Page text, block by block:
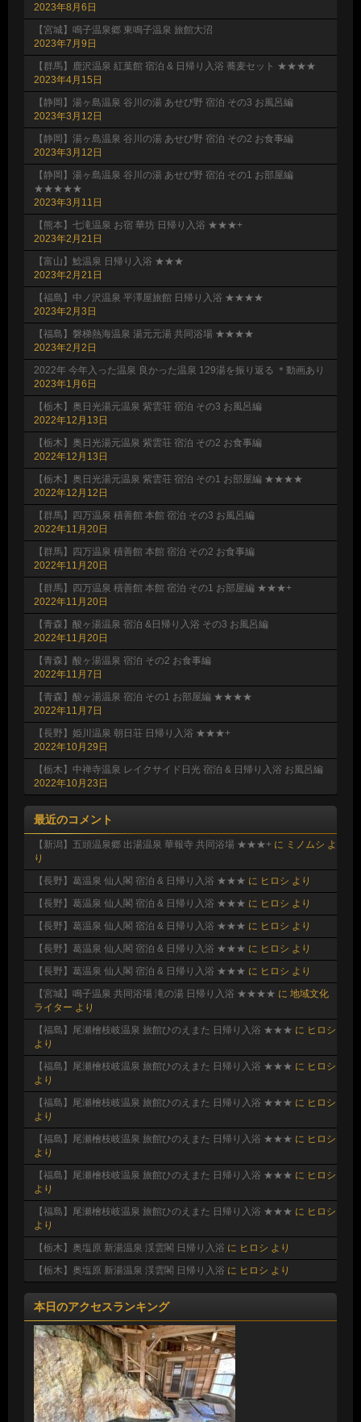
2023年8月6日
【宮城】鳴子温泉郷 東鳴子温泉 旅館大沼
2023年7月9日
【群馬】鹿沢温泉 紅葉館 宿泊 & 日帰り入浴 蕎麦セット ★★★★
2023年4月15日
【静岡】湯ヶ島温泉 谷川の湯 あせび野 宿泊 その3 お風呂編
2023年3月12日
【静岡】湯ヶ島温泉 谷川の湯 あせび野 宿泊 その2 お食事編
2023年3月12日
【静岡】湯ヶ島温泉 谷川の湯 あせび野 宿泊 その1 お部屋編
★★★★★
2023年3月11日
【熊本】七滝温泉 お宿 華坊 日帰り入浴 ★★★+
2023年2月21日
【富山】鯰温泉 日帰り入浴 ★★★
2023年2月21日
【福島】中ノ沢温泉 平澤屋旅館 日帰り入浴 ★★★★
2023年2月3日
【福島】磐梯熱海温泉 湯元元湯 共同浴場 ★★★★
2023年2月2日
2022年 今年入った温泉 良かった温泉 129湯を振り返る ＊動画あり
2023年1月6日
【栃木】奥日光湯元温泉 紫雲荘 宿泊 その3 お風呂編
2022年12月13日
【栃木】奥日光湯元温泉 紫雲荘 宿泊 その2 お食事編
2022年12月13日
【栃木】奥日光湯元温泉 紫雲荘 宿泊 その1 お部屋編 ★★★★
2022年12月12日
【群馬】四万温泉 積善館 本館 宿泊 その3 お風呂編
2022年11月20日
【群馬】四万温泉 積善館 本館 宿泊 その2 お食事編
2022年11月20日
【群馬】四万温泉 積善館 本館 宿泊 その1 お部屋編 ★★★+
2022年11月20日
【青森】酸ヶ湯温泉 宿泊 &日帰り入浴 その3 お風呂編
2022年11月20日
【青森】酸ヶ湯温泉 宿泊 その2 お食事編
2022年11月7日
【青森】酸ヶ湯温泉 宿泊 その1 お部屋編 ★★★★
2022年11月7日
【長野】姫川温泉 朝日荘 日帰り入浴 ★★★+
2022年10月29日
【栃木】中禅寺温泉 レイクサイド日光 宿泊 & 日帰り入浴 お風呂編
2022年10月23日
最近のコメント
【新潟】五頭温泉郷 出湯温泉 華報寺 共同浴場 ★★★+ に ミノムシ よ
り
【長野】葛温泉 仙人閣 宿泊 & 日帰り入浴 ★★★ に ヒロシ より
【長野】葛温泉 仙人閣 宿泊 & 日帰り入浴 ★★★ に ヒロシ より
【長野】葛温泉 仙人閣 宿泊 & 日帰り入浴 ★★★ に ヒロシ より
【長野】葛温泉 仙人閣 宿泊 & 日帰り入浴 ★★★ に ヒロシ より
【長野】葛温泉 仙人閣 宿泊 & 日帰り入浴 ★★★ に ヒロシ より
【宮城】鳴子温泉 共同浴場 滝の湯 日帰り入浴 ★★★★ に 地域文化
ライター より
【福島】尾瀬檜枝岐温泉 旅館ひのえまた 日帰り入浴 ★★★ に ヒロシ
より
【福島】尾瀬檜枝岐温泉 旅館ひのえまた 日帰り入浴 ★★★ に ヒロシ
より
【福島】尾瀬檜枝岐温泉 旅館ひのえまた 日帰り入浴 ★★★ に ヒロシ
より
【福島】尾瀬檜枝岐温泉 旅館ひのえまた 日帰り入浴 ★★★ に ヒロシ
より
【福島】尾瀬檜枝岐温泉 旅館ひのえまた 日帰り入浴 ★★★ に ヒロシ
より
【福島】尾瀬檜枝岐温泉 旅館ひのえまた 日帰り入浴 ★★★ に ヒロシ
より
【栃木】奥塩原 新湯温泉 渓雲閣 日帰り入浴 に ヒロシ より
【栃木】奥塩原 新湯温泉 渓雲閣 日帰り入浴 に ヒロシ より
本日のアクセスランキング